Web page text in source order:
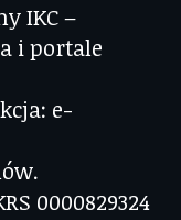
IKC –
i portale
e-
0000829324